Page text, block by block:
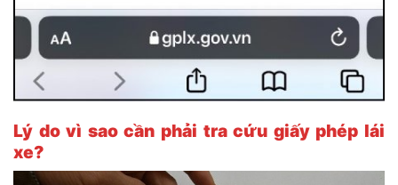
Lý do vì sao cần phải tra cứu giấy phép lái
xe?